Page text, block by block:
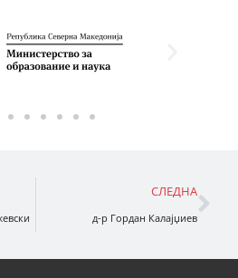
СЛЕДНА
д-р Гордан Калајџиев